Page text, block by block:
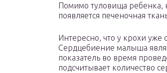
Помимо туловища ребенка,
появляется печеночная
Интересно, что у крохи
Сердцебиение малыша
показатель во время
подсчитывает количество